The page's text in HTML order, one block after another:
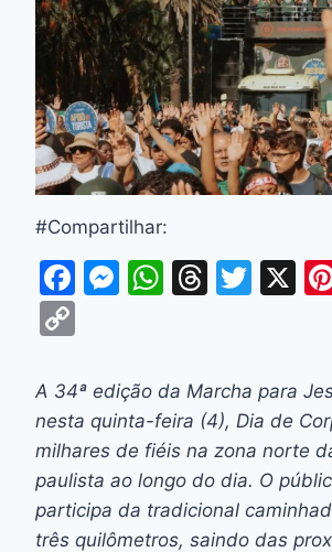
#Compartilhar:
F
e
b
o
o
k
M
s
e
n
g
er
W
s
A
p
p
T
a
d
s
T
er
X
p
y
Li
n
k
A 34ª edição da Marcha para
nesta quinta-feira (4), Dia de
milhares de fiéis na zona norte
paulista ao longo do dia. O
participa da tradicional
três quilômetros, saindo das